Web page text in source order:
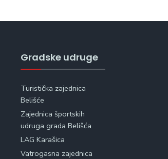
Gradske udruge
Turistička zajednica
Belišće
Zajednica športskih
udruga grada Belišća
LAG Karašica
Vatrogasna zajednica